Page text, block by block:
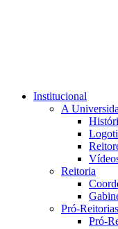
Institucional
A
Reitoria
Pró-Reitorias
Pró-